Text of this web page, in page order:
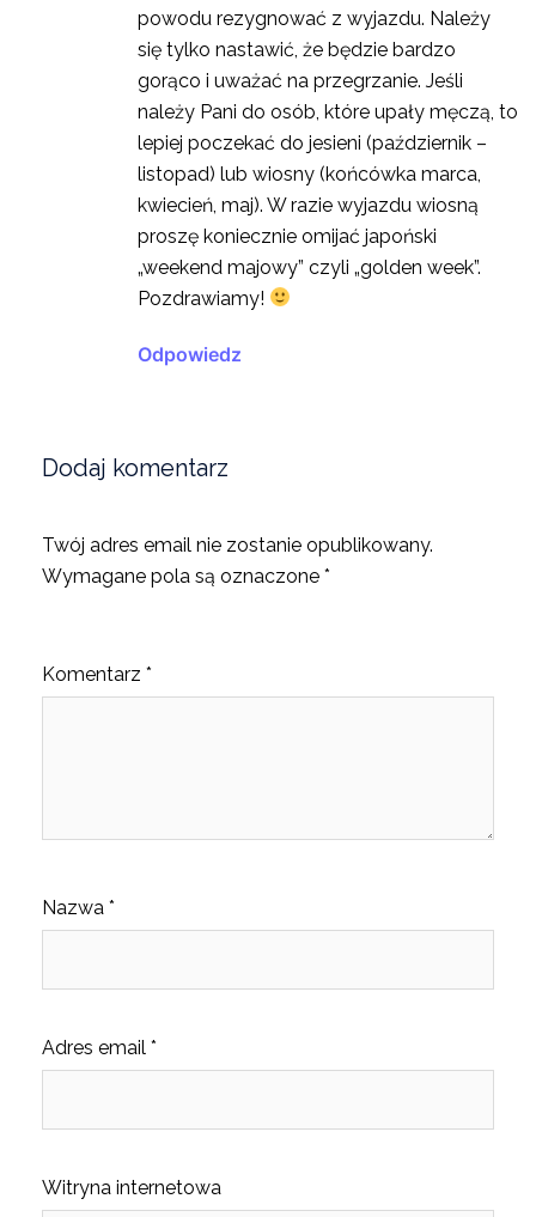
powodu rezygnować z wyjazdu. Należy
się tylko nastawić, że będzie bardzo
gorąco i uważać na przegrzanie. Jeśli
należy Pani do osób, które upały męczą, to
lepiej poczekać do jesieni (październik –
listopad) lub wiosny (końcówka marca,
kwiecień, maj). W razie wyjazdu wiosną
proszę koniecznie omijać japoński
„weekend majowy” czyli „golden week”.
Pozdrawiamy!
Odpowiedz
Dodaj komentarz
Twój adres email nie zostanie opublikowany.
Wymagane pola są oznaczone *
Komentarz *
Nazwa *
Adres email *
Witryna internetowa